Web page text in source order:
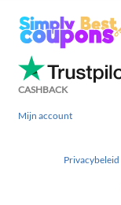
CASHBACK
Mijn account
Privacybeleid